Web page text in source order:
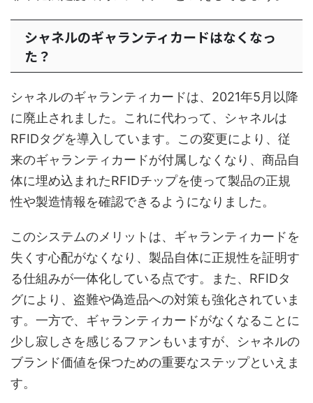
シャネルのギャランティカードはなくなっ
た？
シャネルのギャランティカードは、2021年5月以降
に廃止されました。これに代わって、シャネルは
RFIDタグを導入しています。この変更により、従
来のギャランティカードが付属しなくなり、商品自
体に埋め込まれたRFIDチップを使って製品の正規
性や製造情報を確認できるようになりました。
このシステムのメリットは、ギャランティカードを
失くす心配がなくなり、製品自体に正規性を証明す
る仕組みが一体化している点です。また、RFIDタ
グにより、盗難や偽造品への対策も強化されていま
す。一方で、ギャランティカードがなくなることに
少し寂しさを感じるファンもいますが、シャネルの
ブランド価値を保つための重要なステップといえま
す。